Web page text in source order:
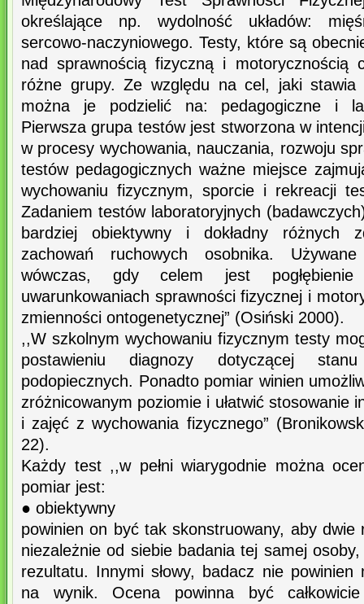
określające np. wydolność układów:
sercowo-naczyniowego. Testy, które są
nad sprawnością fizyczną i motorycznością
różne grupy. Ze względu na cel, jaki stawia
można je podzielić na: pedagogiczne i
Pierwsza grupa testów jest stworzona w
w procesy wychowania, nauczania, rozwoju
testów pedagogicznych ważne miejsce
wychowaniu fizycznym, sporcie i rekreacji
Zadaniem testów laboratoryjnych
bardziej obiektywny i dokładny różnych
zachowań ruchowych osobnika.
wówczas, gdy celem jest
uwarunkowaniach sprawności fizycznej i
zmienności ontogenetycznej” (Osiński 2000).
,,W szkolnym wychowaniu fizycznym testy
postawieniu diagnozy dotyczącej
podopiecznych. Ponadto pomiar winien
zróżnicowanym poziomie i ułatwić stosowanie
i zajęć z wychowania fizycznego”
22).
Każdy test ,,w pełni wiarygodnie można
pomiar jest:
● obiektywny
powinien on być tak skonstruowany, aby dwie
niezależnie od siebie badania tej samej
rezultatu. Innymi słowy, badacz nie powinien
na wynik. Ocena powinna być